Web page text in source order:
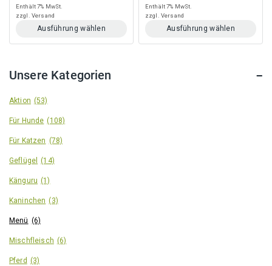
of
Enthält 7% MwSt.
zzgl. Versand
Ausführung wählen
Dieses
mehrere
auf.
Optionen
auf
der
gewählt
of
Enthält 7% MwSt.
zzgl. Versand
Ausführung wählen
Dieses
Unsere Kategorien
Aktion (53)
Für Hunde (108)
Für Katzen (78)
Geflügel (14)
Känguru (1)
Kaninchen (3)
Menü (6)
Mischfleisch (6)
Pferd (3)